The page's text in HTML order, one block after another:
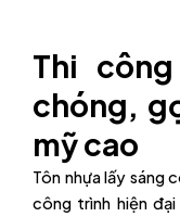
Thi
chóng,
mỹ cao
Tôn nhựa lấy sáng
công trình hiện